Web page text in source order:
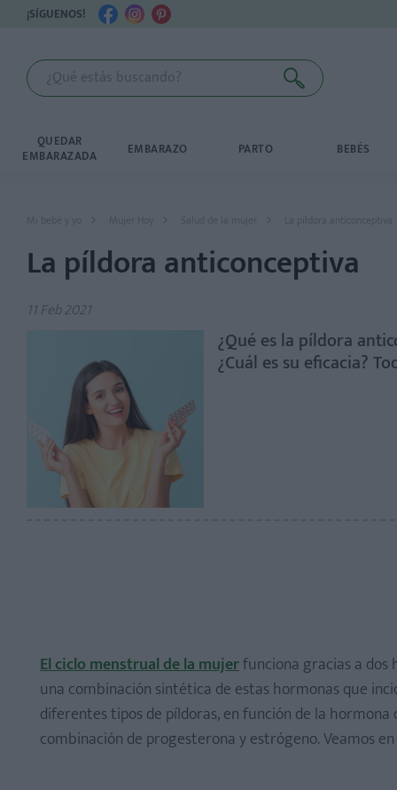
¡SÍGUENOS!
QUEDAR
EMBARAZADA EMBARAZO PARTO BEBÉS
Mi bebé y yo Mujer Hoy La píldora anticonceptiva
La píldora anticonceptiva
11 Feb 2021
¿Qué es la píldora
¿Cuál es su eficacia?
El ciclo menstrual de la mujerfunciona gracias a
una combinación sintética de estas hormonas que
diferentes tipos de píldoras, en función de la
combinación de progesterona y estrógeno. Veamos